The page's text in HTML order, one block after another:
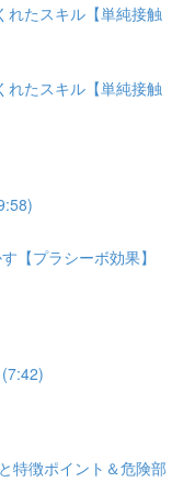
れたスキル【単純接触
れたスキル【単純接触
【プラシーボ効果】
特徴ポイント＆危険部